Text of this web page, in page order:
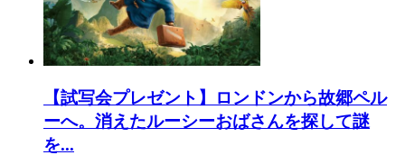
【試写会プレゼント】ロンドンから故郷ペル
ーへ。消えたルーシーおばさんを探して謎
を...